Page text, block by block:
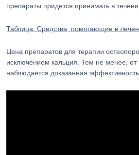
препараты придется принимать в
Таблица. Средства, помогающие в
Цена препаратов для терапии
исключением кальция. Тем не менее, от
наблюдается доказанная эффективность.